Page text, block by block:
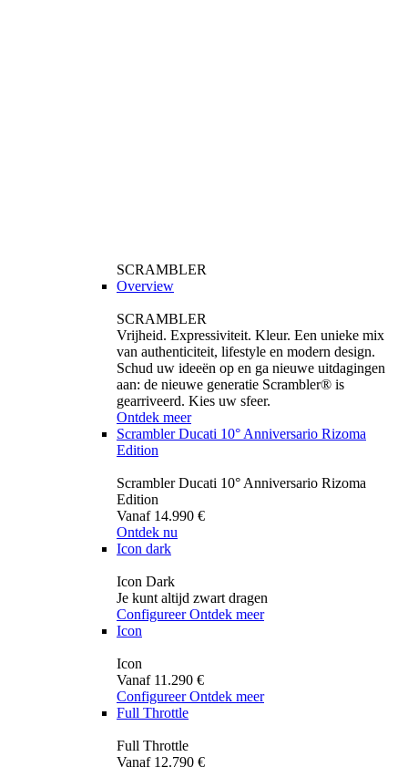
SCRAMBLER
Overview
SCRAMBLER
Vrijheid. Expressiviteit. Kleur. Een unieke mix
van authenticiteit, lifestyle en modern design.
Schud uw ideeën op en ga nieuwe uitdagingen
aan: de nieuwe generatie Scrambler® is
gearriveerd. Kies uw sfeer.
Ontdek meer
Scrambler Ducati 10° Anniversario Rizoma
Edition
Scrambler Ducati 10° Anniversario Rizoma
Edition
Vanaf 14.990 €
Ontdek nu
Icon dark
Icon Dark
Je kunt altijd zwart dragen
Configureer Ontdek meer
Icon
Icon
Vanaf 11.290 €
Configureer Ontdek meer
Full Throttle
Full Throttle
Vanaf 12.790 €